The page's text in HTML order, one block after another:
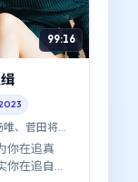
99:16
唯、菅田将晖
你在追真
你在追自